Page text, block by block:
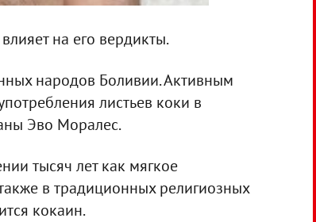
на его вердикты.
народов Боливии. Активным
листьев коки в
Эво Моралес.
тысяч лет как мягкое
в традиционных религиозных
кокаин.